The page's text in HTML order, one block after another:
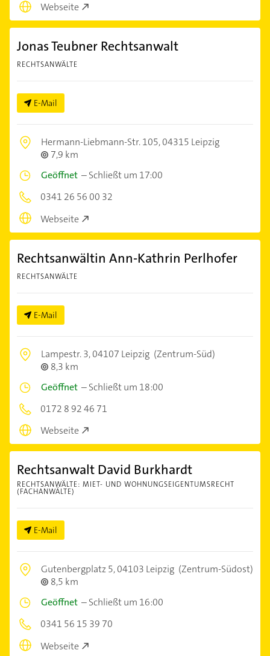
Webseite
Jonas Teubner Rechtsanwalt
RECHTSANWÄLTE
E-Mail
Hermann-Liebmann-Str. 105,04315 Leipzig
7,9 km
Geöffnet –Schließt um 17:00
0341 26 56 00 32
Webseite
Rechtsanwältin Ann-Kathrin Perlhofer
RECHTSANWÄLTE
E-Mail
Lampestr. 3,04107 Leipzig (Zentrum-Süd)
8,3 km
Geöffnet –Schließt um 18:00
0172 8 92 46 71
Webseite
Rechtsanwalt David Burkhardt
RECHTSANWÄLTE: MIET- UND WOHNUNGSEIGENTUMSRECHT
(FACHANWÄLTE)
E-Mail
Gutenbergplatz 5,04103 Leipzig (Zentrum-Südost)
8,5 km
Geöffnet –Schließt um 16:00
0341 56 15 39 70
Webseite